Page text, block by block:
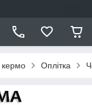
кермо Оплітка